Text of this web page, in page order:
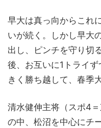
早大は真っ向からこれ
いが続く。しかし早大
出し、ピンチを守り切
後、お互いに1トライ
きく勝ち越して、春季
清水健伸主将（スポ4
の中、松沼を中心にチ